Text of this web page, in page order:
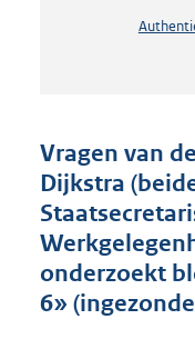
Vragen van
Dijkstra
onderzoekt
6»